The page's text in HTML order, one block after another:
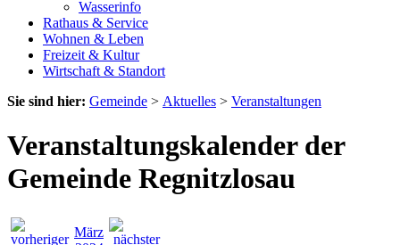
Wasserinfo
Rathaus & Service
Wohnen & Leben
Freizeit & Kultur
Wirtschaft & Standort
Sie sind hier: Gemeinde > Aktuelles > Veranstaltungen
Veranstaltungskalender der
Gemeinde Regnitzlosau
März